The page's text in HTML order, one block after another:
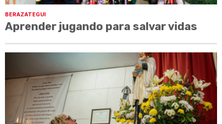
BERAZATEGUI
Aprender jugando para salvar vidas